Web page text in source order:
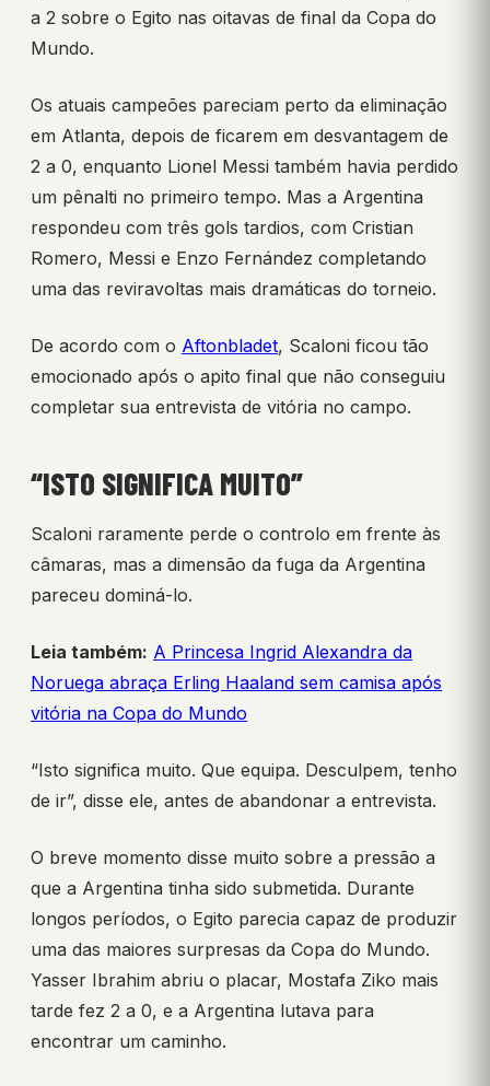
a 2 sobre o Egito nas oitavas de final da Copa do
Mundo.
Os atuais campeões pareciam perto da eliminação
em Atlanta, depois de ficarem em desvantagem de
2 a 0, enquanto Lionel Messi também havia perdido
um pênalti no primeiro tempo. Mas a Argentina
respondeu com três gols tardios, com Cristian
Romero, Messi e Enzo Fernández completando
uma das reviravoltas mais dramáticas do torneio.
De acordo com o Aftonbladet, Scaloni ficou tão
emocionado após o apito final que não conseguiu
completar sua entrevista de vitória no campo.
“ISTO SIGNIFICA MUITO”
Scaloni raramente perde o controlo em frente às
câmaras, mas a dimensão da fuga da Argentina
pareceu dominá-lo.
Leia também: A Princesa Ingrid Alexandra da
Noruega abraça Erling Haaland sem camisa após
vitória na Copa do Mundo
“Isto significa muito. Que equipa. Desculpem, tenho
de ir”, disse ele, antes de abandonar a entrevista.
O breve momento disse muito sobre a pressão a
que a Argentina tinha sido submetida. Durante
longos períodos, o Egito parecia capaz de produzir
uma das maiores surpresas da Copa do Mundo.
Yasser Ibrahim abriu o placar, Mostafa Ziko mais
tarde fez 2 a 0, e a Argentina lutava para
encontrar um caminho.